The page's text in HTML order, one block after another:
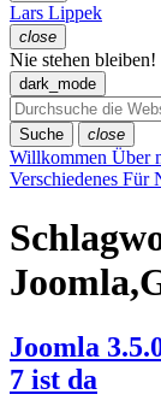
Lars Lippek
close
Menü
schließen
Nie stehen bleiben!
dark_mode
Suche close
Willkommen Über
Verschiedenes Für
Joomla
7 ist da